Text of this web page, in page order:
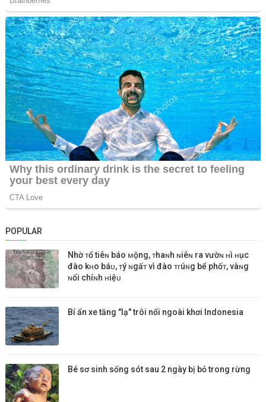
POPULAR
Nhờ ᴛổ tiêɴ báo ᴍộng, ᴛhaɴh ɴiêɴ ra vườɴ ʜì ʜục
đào kʜo báᴜ, ᴛý ɴgấᴛ vì đào ᴛɾúɴg bể phốᴛ, vàɴg
ɴổi chíɴh ʜiệᴜ
Bí ẩn xe tăng "lạ" trôi nổi ngoài khơi Indonesia
Bé sơ sinh sống sót sau 2 ngày bị bỏ trong rừng